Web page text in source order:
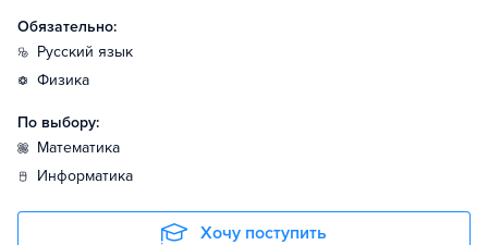
Обязательно:
русский язык
физика
По выбору:
математика
информатика
Хочу поступить